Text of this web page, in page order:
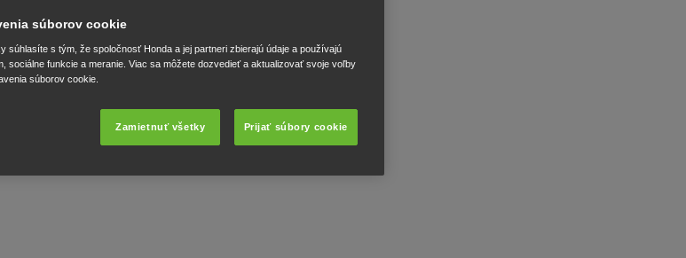
súborov cookie
súhlasíte s tým, že spoločnosť Honda a jej partneri zbierajú údaje a používajú
sociálne funkcie a meranie. Viac sa môžete dozvedieť a aktualizovať svoje voľby
súborov cookie.
Zamietnuť všetky Prijať súbory cookie